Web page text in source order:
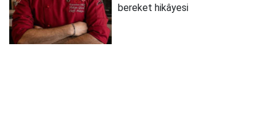
bereket hikâyesi